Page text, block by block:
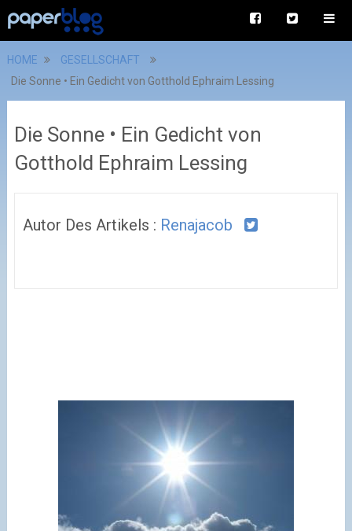
HOME
GESELLSCHAFT
Die Sonne • Ein Gedicht von Gotthold Ephraim Lessing
Die Sonne • Ein Gedicht von
Gotthold Ephraim Lessing
Autor Des Artikels : Renajacob